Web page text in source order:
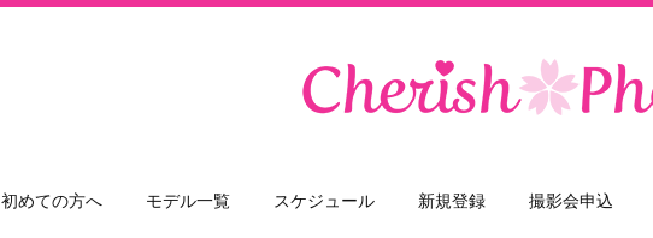
初めての方へ モデル一覧 スケジュール 新規登録 撮影会申込